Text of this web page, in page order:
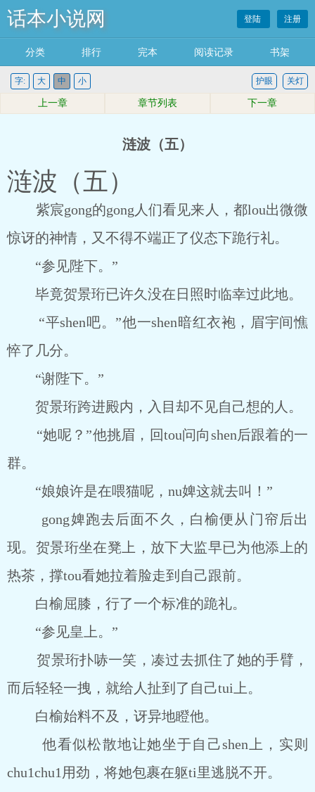
话本小说网 登陆 注册
分类 排行 完本 阅读记录 书架
字: 大 中 小 关灯
护眼
上一章 章节列表 下一章
涟波（五）
涟波（五）
紫宸gong的gong人们看见来人，都lou出微微
惊讶的神情，又不得不端正了仪态下跪行礼。
“参见陛下。”
毕竟贺景珩已许久没在日照时临幸过此地。
“平shen吧。”他一shen暗红衣袍，眉宇间憔
悴了几分。
“谢陛下。”
贺景珩跨进殿内，入目却不见自己想的人。
“她呢？”他挑眉，回tou问向shen后跟着的一
群。
“娘娘许是在喂猫呢，nu婢这就去叫！”
gong婢跑去后面不久，白榆便从门帘后出
现。贺景珩坐在凳上，放下大监早已为他添上的
热茶，撑tou看她拉着脸走到自己跟前。
白榆屈膝，行了一个标准的跪礼。
“参见皇上。”
贺景珩扑哧一笑，凑过去抓住了她的手臂，
而后轻轻一拽，就给人扯到了自己tui上。
白榆始料不及，讶异地瞪他。
他看似松散地让她坐于自己shen上，实则
chu1chu1用劲，将她包裹在躯ti里逃脱不开。